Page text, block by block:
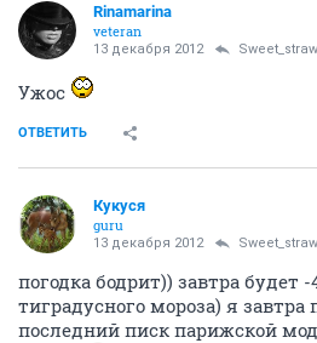
Rinamarina
veteran
13 декабря 2012
Ужос
ОТВЕТИТЬ
Кукуся
guru
13 декабря 2012
погодка бодрит)) завтра
тиградусного мороза) я
последний писк парижской